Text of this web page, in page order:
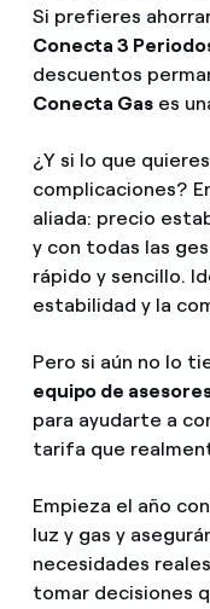
Si prefieres
Conecta 3
descuentos
Conecta Gas es
¿Y si lo que
complicaciones?
aliada: precio
y con todas las
rápido y sencillo.
estabilidad y la
Pero si aún no lo
equipo de
para ayudarte a
tarifa que
Empieza el año
luz y gas y
necesidades
tomar decisiones